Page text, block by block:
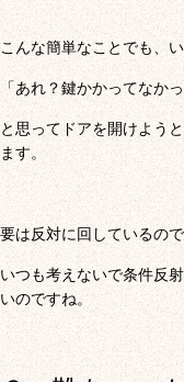
こんな簡単なことでも、
「あれ？鍵かかってなかっ
と思ってドアを開けよう
ます。
要は反対に回しているので
いつも考えないで条件反
いのですね。